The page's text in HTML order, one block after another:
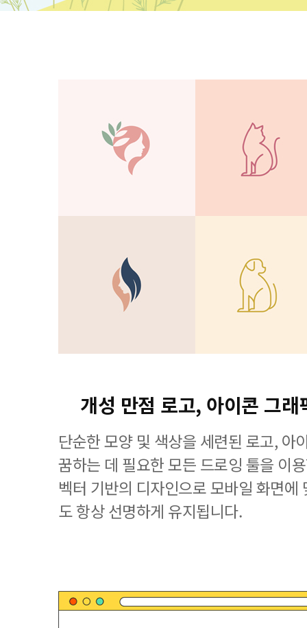
개성 만점 로고, 아이콘 그래
단순한 모양 및 색상을 세련된 로고, 아
꿈하는 데 필요한 모든 드로잉 툴을 이
벡터 기반의 디자인으로 모바일 화면에
도 항상 선명하게 유지됩니다.